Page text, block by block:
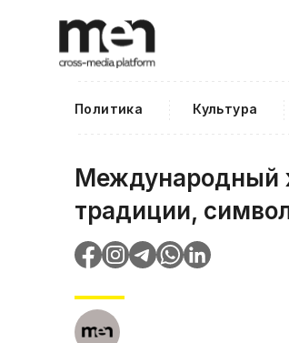
Политика Культура
Международный
традиции,